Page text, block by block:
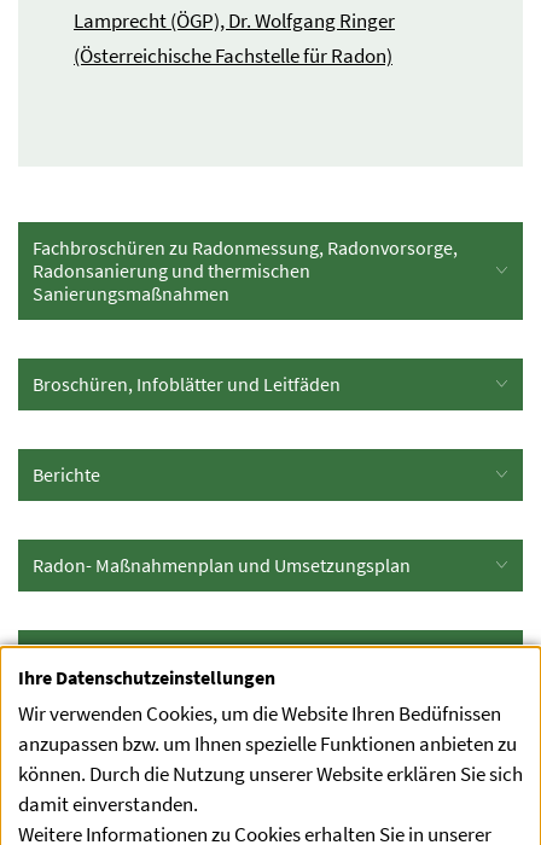
Lamprecht (ÖGP), Dr. Wolfgang Ringer
(Österreichische Fachstelle für Radon)
Fachbroschüren zu Radonmessung, Radonvorsorge,
Radonsanierung und thermischen
Sanierungsmaßnahmen
Broschüren, Infoblätter und Leitfäden
Berichte
Radon- Maßnahmenplan und Umsetzungsplan
Radonkarte
Radon Grafikset
Podcasts
Ihre Datenschutzeinstellungen
Wir verwenden Cookies, um die Website Ihren Bedüfnissen
anzupassen bzw. um Ihnen spezielle Funktionen anbieten zu
können. Durch die Nutzung unserer Website erklären Sie sich
damit einverstanden.
Weitere Informationen zu Cookies erhalten Sie in unserer